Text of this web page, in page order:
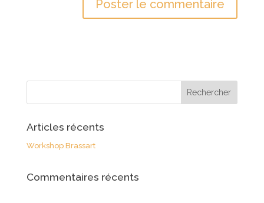
Articles récents
Workshop Brassart
Commentaires récents